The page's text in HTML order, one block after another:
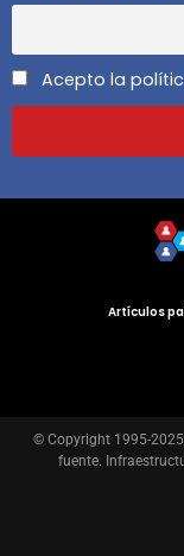
Acepto la
Artículos
© Copyright 1995-
fuente.